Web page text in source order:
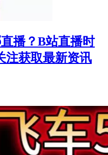
播？B站直播时
注获取最新资讯